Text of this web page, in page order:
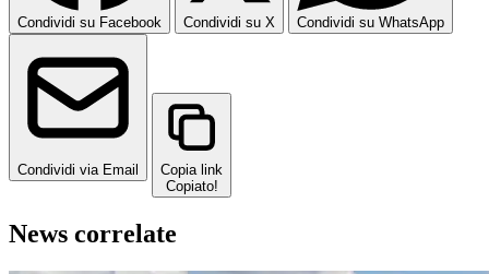
Condividi su Facebook Condividi su X Condividi su WhatsApp
Condividi via Email
Copia link
Copiato!
News correlate